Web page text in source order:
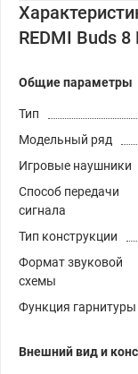
REDMI Buds
Общие параметры
Тип
Модельный ряд
Игровые наушники
Способ передачи
сигнала
Тип конструкции
Формат звуковой
схемы
Функция гарнитуры
Внешний вид и